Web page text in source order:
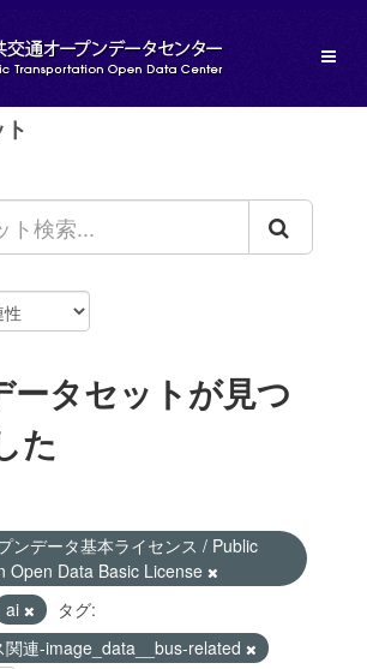
ータセットが見つ
た
ンデータ基本ライセンス / Public
Open Data Basic License
ai
タグ:
関連-image_data__bus-related